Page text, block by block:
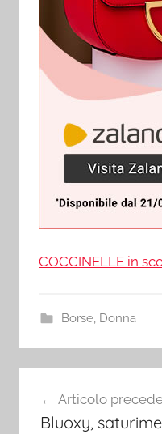
COCCINELLE in
Borse, Donna
articoli
Articolo
Bluoxy,